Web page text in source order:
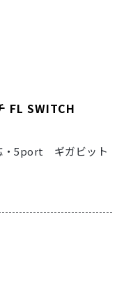
FL SWITCH
・5port ギガビット